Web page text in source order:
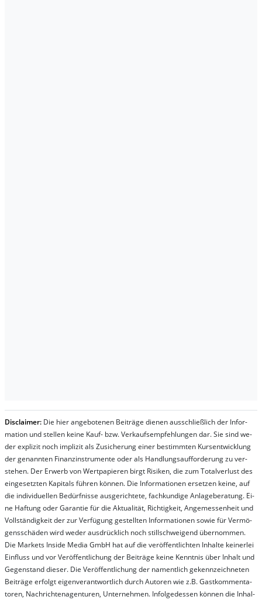
Dis­clai­mer: Die hier an­ge­bo­te­nen Bei­trä­ge die­nen aus­schließ­lich der In­for­
ma­t­ion und stel­len kei­ne Kauf- bzw. Ver­kaufs­em­pfeh­lung­en dar. Sie sind we­
der ex­pli­zit noch im­pli­zit als Zu­sich­er­ung ei­ner be­stim­mt­en Kurs­ent­wick­lung
der ge­nan­nt­en Fi­nanz­in­stru­men­te oder als Handl­ungs­auf­for­der­ung zu ver­
steh­en. Der Er­werb von Wert­pa­pier­en birgt Ri­si­ken, die zum To­tal­ver­lust des
ein­ge­setz­ten Ka­pi­tals füh­ren kön­nen. Die In­for­ma­tion­en er­setz­en kei­ne, auf
die in­di­vi­du­el­len Be­dür­fnis­se aus­ge­rich­te­te, fach­kun­di­ge An­la­ge­be­ra­tung. Ei­
ne Haf­tung oder Ga­ran­tie für die Ak­tu­ali­tät, Rich­tig­keit, An­ge­mes­sen­heit und
Vol­lständ­ig­keit der zur Ver­fü­gung ge­stel­lt­en In­for­ma­tion­en so­wie für Ver­mö­
gens­schä­den wird we­der aus­drück­lich noch stil­lschwei­gend über­nom­men.
Die Mar­kets In­side Me­dia GmbH hat auf die ver­öf­fent­lich­ten In­hal­te kei­ner­lei
Ein­fluss und vor Ver­öf­fent­lich­ung der Bei­trä­ge kei­ne Ken­nt­nis über In­halt und
Ge­gen­stand die­ser. Die Ver­öf­fent­lich­ung der na­ment­lich ge­kenn­zeich­net­en
Bei­trä­ge er­folgt ei­gen­ver­ant­wort­lich durch Au­tor­en wie z.B. Gast­kom­men­ta­
tor­en, Nach­richt­en­ag­en­tur­en, Un­ter­neh­men. In­fol­ge­des­sen kön­nen die In­hal­